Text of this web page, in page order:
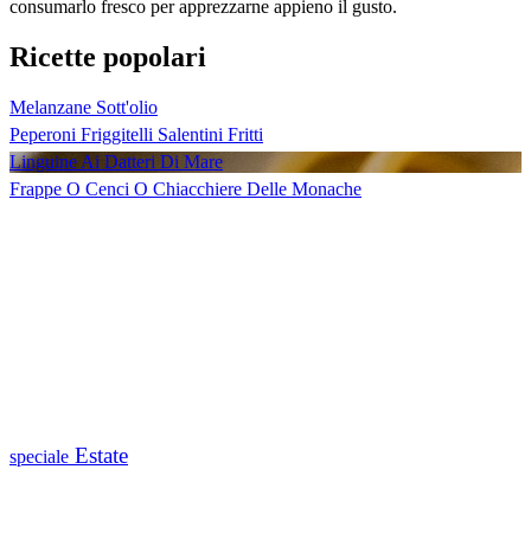
consumarlo fresco per apprezzarne appieno il gusto.
Ricette popolari
Melanzane Sott'olio
Peperoni Friggitelli Salentini Fritti
Linguine Ai Datteri Di Mare
Frappe O Cenci O Chiacchiere Delle Monache
speciale Estate